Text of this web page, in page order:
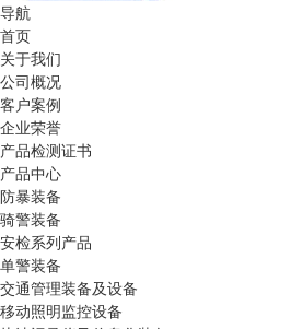
导航
首页
关于我们
公司概况
客户案例
企业荣誉
产品检测证书
产品中心
防暴装备
骑警装备
安检系列产品
单警装备
交通管理装备及设备
移动照明监控设备